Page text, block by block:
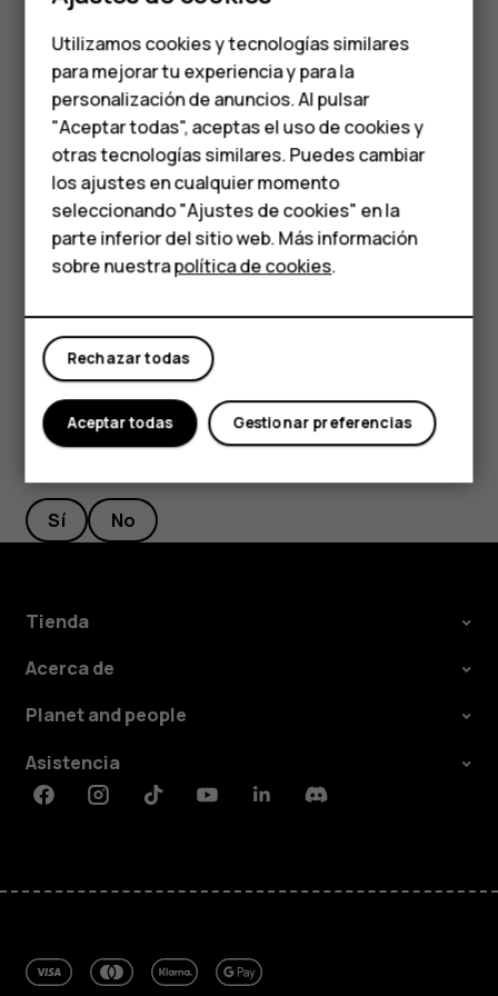
Teléfonos para
personas mayores
Accesorios
HMD Terra M
Para empresas
Tabletas
Tienda
Mi cuenta
costes de datos, por ejemplo cuando viaja, puede
desactivar la conexión de datos móviles de la
configuración del teléfono.
El posicionamiento mediante Wi-Fi mejora la precisión del
posicionamiento cuando las señales de satélite no están
disponibles, en especial si se encuentra en interiores o
entre edificios altos. Si está en un lugar donde el uso de
Wi-Fi esté restringido, puede desactivar la conexión Wi-Fi
en la configuración del teléfono.
Seguridad y ubicacióny active la
Sí No
Tienda
Acerca de
Planet and people
Asistencia
FacebookInstagramTiktokYoutubeLinkedinDiscord
Utilizamos cookies y tecnologías similares
para mejorar tu experiencia y para la
personalización de anuncios. Al pulsar
"Aceptar todas", aceptas el uso de cookies y
otras tecnologías similares. Puedes cambiar
los ajustes en cualquier momento
seleccionando "Ajustes de cookies" en la
parte inferior del sitio web. Más información
sobre nuestrapolítica de cookies.
Rechazar todas
Gestionar preferencias
Aceptar todas